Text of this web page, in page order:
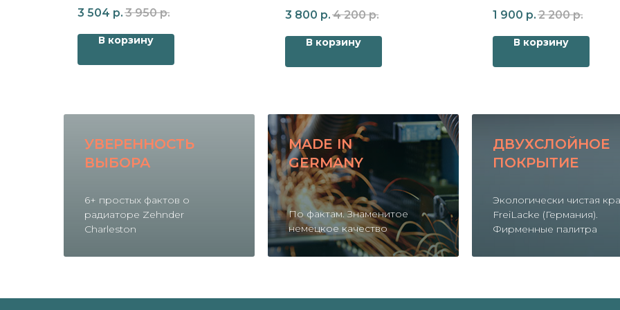
3 504 р. 3 950 р.
В корзину
3 800 р. 4 200 р.
В корзину
1 900 р. 2 200 р.
В корзину
УВЕРЕННОСТЬ
ВЫБОРА
6+ простых фактов о
радиаторе Zehnder
Charleston
MADE IN
GERMANY
По фактам. Знаменитое
немецкое качество
ДВУХСЛОЙНОЕ
ПОКРЫТИЕ
Экологически чистая
FreiLacke (Германия).
Фирменные палитра